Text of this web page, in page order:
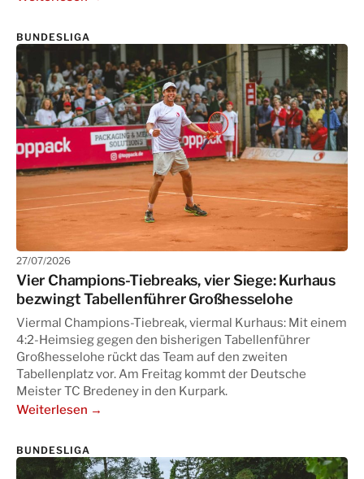
BUNDESLIGA
27/07/2026
Vier Champions-Tiebreaks, vier Siege: Kurhaus
bezwingt Tabellenführer Großhesselohe
Viermal Champions-Tiebreak, viermal Kurhaus: Mit einem
4:2-Heimsieg gegen den bisherigen Tabellenführer
Großhesselohe rückt das Team auf den zweiten
Tabellenplatz vor. Am Freitag kommt der Deutsche
Meister TC Bredeney in den Kurpark.
Weiterlesen →
BUNDESLIGA